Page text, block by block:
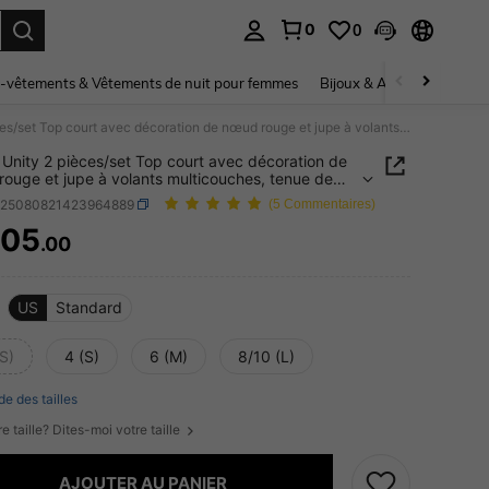
0 0
vêtements & Vêtements de nuit pour femmes Bijoux & Accessoires pour
SHEIN Unity 2 pièces/set Top court avec décoration de nœud rouge et jupe à volants multicouches, tenue de fête décontractée pour femmes, convient pour Noël, Nouvel An, Saint-Valentin
Unity 2 pièces/set Top court avec décoration de
et jupe à volants multicouches, tenue de
pour femmes, convient pour Noël,
An, Saint-Valentin
(5 Commentaires)
AND AVAILABILITY
.00
US Standard
4 (S) 6 (M) 8/10 (L)
des tailles
taille? Dites-moi votre taille
AJOUTER AU PANIER